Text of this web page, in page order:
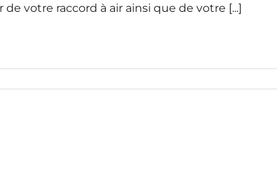
votre raccord à air ainsi que de votre [...]